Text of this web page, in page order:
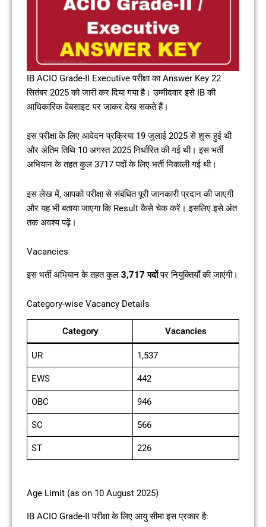
IB ACIO Grade-II Executive परीक्षा का Answer Key 22
सितंबर 2025 को जारी कर दिया गया है। उम्मीदवार इसे IB की
आधिकारिक वेबसाइट पर जाकर देख सकते हैं।
इस परीक्षा के लिए आवेदन प्रक्रिया 19 जुलाई 2025 से शुरू हुई थी
और अंतिम तिथि 10 अगस्त 2025 निर्धारित की गई थी। इस भर्ती
अभियान के तहत कुल 3717 पदों के लिए भर्ती निकाली गई थी।
इस लेख में, आपको परीक्षा से संबंधित पूरी जानकारी प्रदान की जाएगी
और यह भी बताया जाएगा कि Result कैसे चेक करें। इसलिए इसे अंत
तक अवश्य पढ़ें।
Vacancies
इस भर्ती अभियान के तहत कुल 3,717 पदोंपर नियुक्तियाँ की जाएंगी।
Category-wise Vacancy Details
Category Vacancies
UR 1,537
EWS 442
OBC 946
SC 566
ST 226
Age Limit (as on 10 August 2025)
IB ACIO Grade-II परीक्षा के लिए आयु सीमा इस प्रकार है: